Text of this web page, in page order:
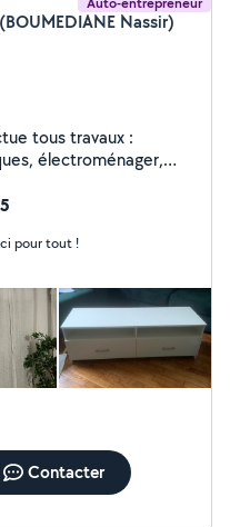
Nassir)
tous travaux :
électroménager,
salle de bain (paroi de
etc...).
pour tout !
Contacter